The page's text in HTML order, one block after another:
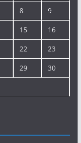
8 9
15 16
22 23
29 30